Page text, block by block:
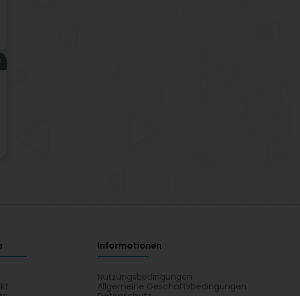
Informationen
Nutzungsbedingungen
Allgemeine Geschäftsbedingungen